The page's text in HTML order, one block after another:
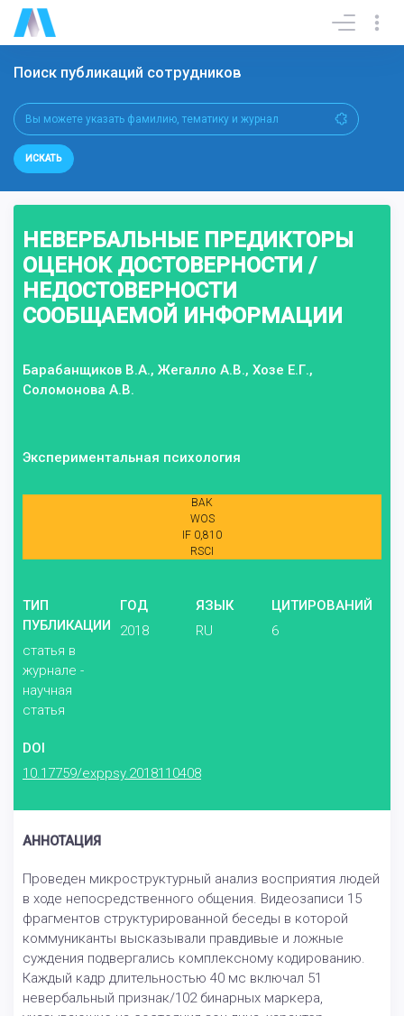
Поиск публикаций сотрудников
ИСКАТЬ
НЕВЕРБАЛЬНЫЕ ПРЕДИКТОРЫ
ОЦЕНОК ДОСТОВЕРНОСТИ /
НЕДОСТОВЕРНОСТИ
СООБЩАЕМОЙ ИНФОРМАЦИИ
Барабанщиков В.А., Жегалло А.В., Хозе Е.Г.,
Соломонова А.В.
Экспериментальная психология
ВАК
WOS
IF 0,810
RSCI
ТИП
ПУБЛИКАЦИИ
статья в
журнале -
научная
статья
ГОД
2018
ЯЗЫК
RU
ЦИТИРОВАНИЙ
6
DOI
10.17759/exppsy.2018110408
АННОТАЦИЯ
Проведен микроструктурный анализ восприятия людей
в ходе непосредственного общения. Видеозаписи 15
фрагментов структурированной беседы в которой
коммуниканты высказывали правдивые и ложные
суждения подвергались комплексному кодированию.
Каждый кадр длительностью 40 мс включал 51
невербальный признак/102 бинарных маркера,